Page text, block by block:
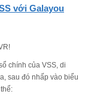
với Galayou
chính của VSS, di
sau đó nhấp vào biểu